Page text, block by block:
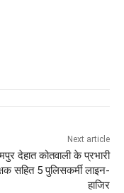
Next article
देहात कोतवाली के प्रभारी
सहित 5 पुलिसकर्मी लाइन-
हाजिर